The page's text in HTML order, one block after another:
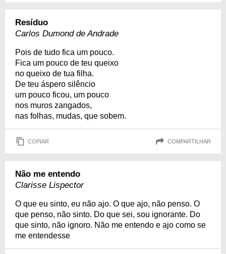
Resíduo
Carlos Dumond de Andrade
Pois de tudo fica um pouco.
Fica um pouco de teu queixo
no queixo de tua filha.
De teu áspero silêncio
um pouco ficou, um pouco
nos muros zangados,
nas folhas, mudas, que sobem.
COPIAR COMPARTILHAR
Não me entendo
Clarisse Lispector
O que eu sinto, eu não ajo. O que ajo, não penso. O
que penso, não sinto. Do que sei, sou ignorante. Do
que sinto, não ignoro. Não me entendo e ajo como se
me entendesse